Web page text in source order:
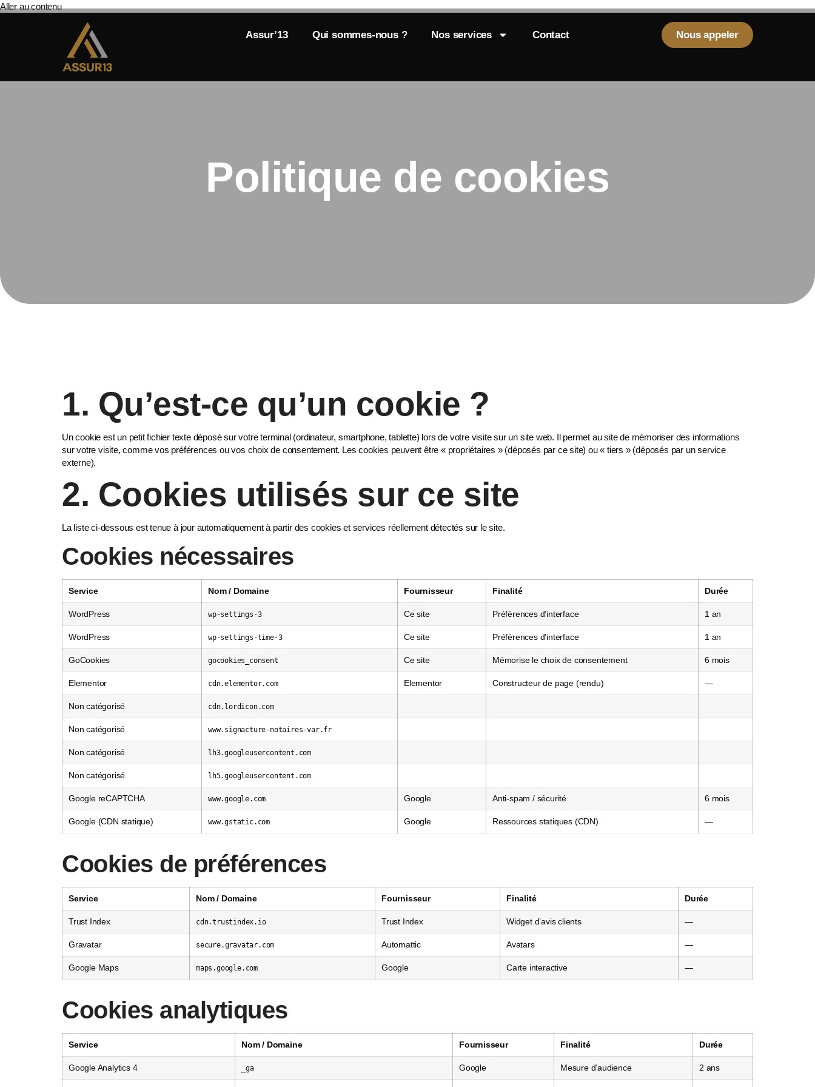
Aller au contenu
Assur’13 Qui sommes-nous ? Nos services Contact Nous appeler
Politique de cookies
1. Qu’est-ce qu’un cookie ?
Un cookie est un petit fichier texte déposé sur votre terminal (ordinateur, smartphone, tablette) lors de votre visite sur un site web. Il permet au site de mémoriser des informations
sur votre visite, comme vos préférences ou vos choix de consentement. Les cookies peuvent être « propriétaires » (déposés par ce site) ou « tiers » (déposés par un service
externe).
2. Cookies utilisés sur ce site
La liste ci-dessous est tenue à jour automatiquement à partir des cookies et services réellement détectés sur le site.
Cookies nécessaires
Service Nom / Domaine Fournisseur Finalité Durée
WordPress wp-settings-3 Ce site Préférences d’interface 1 an
WordPress wp-settings-time-3 Ce site Préférences d’interface 1 an
GoCookies gocookies_consent Ce site Mémorise le choix de consentement 6 mois
Elementor cdn.elementor.com Elementor Constructeur de page (rendu) —
Non catégorisé cdn.lordicon.com
Non catégorisé www.signacture-notaires-var.fr
Non catégorisé lh3.googleusercontent.com
Non catégorisé lh5.googleusercontent.com
Google reCAPTCHA www.google.com Google Anti-spam / sécurité 6 mois
Google (CDN statique) www.gstatic.com Google Ressources statiques (CDN) —
Cookies de préférences
Service Nom / Domaine Fournisseur Finalité Durée
Trust Index cdn.trustindex.io Trust Index Widget d’avis clients —
Gravatar secure.gravatar.com Automattic Avatars —
Google Maps maps.google.com Google Carte interactive —
Cookies analytiques
Service Nom / Domaine Fournisseur Finalité Durée
Google Analytics 4 _ga Google Mesure d’audience 2 ans